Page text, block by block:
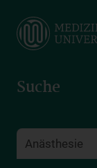
main
Suche